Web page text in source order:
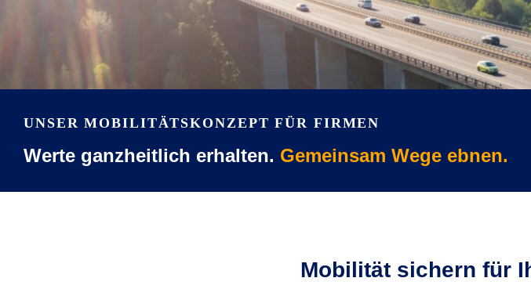
UNSER MOBILITÄTSKONZEPT FÜR FIRMEN
Werte ganzheitlich erhalten. Gemeinsam Wege ebnen.
Mobilität sichern für